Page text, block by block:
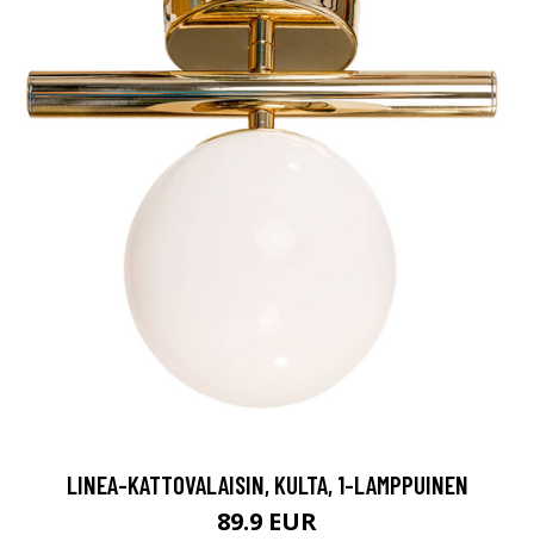
LINEA-KATTOVALAISIN, KULTA, 1-LAMPPUINEN
89.9 EUR